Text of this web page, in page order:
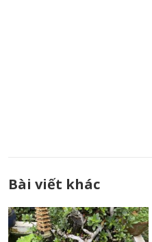
Bài viết khác